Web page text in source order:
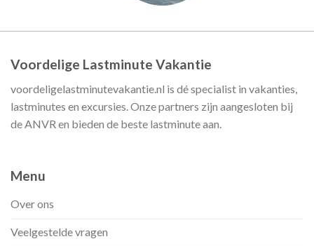
Voordelige Lastminute Vakantie
voordeligelastminutevakantie.nl is dé specialist in vakanties,
lastminutes en excursies. Onze partners zijn aangesloten bij
de ANVR en bieden de beste lastminute aan.
Menu
Over ons
Veelgestelde vragen